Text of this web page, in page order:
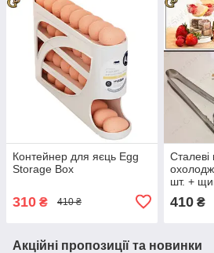
Контейнер для яєць Egg
Storage Box
310 ₴ 410 ₴
Сталеві
шт. +
410₴
Акційні пропозиції та новинки